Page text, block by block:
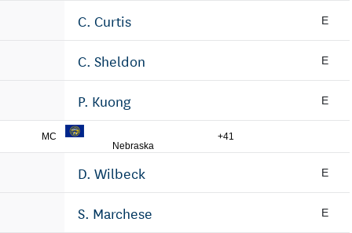
C. Curtis E
C. Sheldon E
P. Kuong E
MC
Nebraska
+41
D. Wilbeck E
S. Marchese E